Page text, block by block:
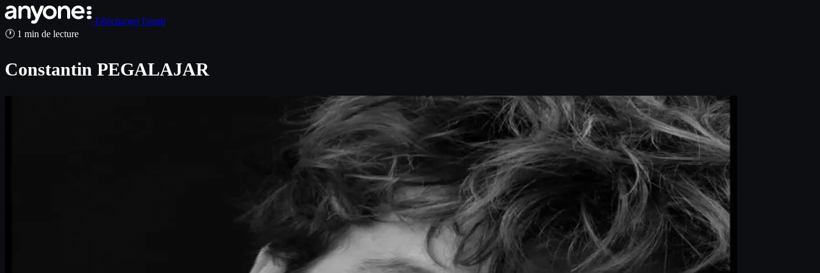
Télécharger l'appli
🕐 1 min de lecture
Constantin PEGALAJAR